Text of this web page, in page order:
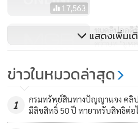
17,563
ชมคลิปออดิ
คว้าบท "มู่ห
4,349
“คริสตินา อ
ซาวนด์แทร็ก
แสดงเพิ่มเ
ข่าวในหมวดล่าสุด
1
กรมทรัพย์สินทางปัญญาแจง คลิ
มีลิขสิทธิ์ 50 ปี ทายาทรับสิทธิต่อ